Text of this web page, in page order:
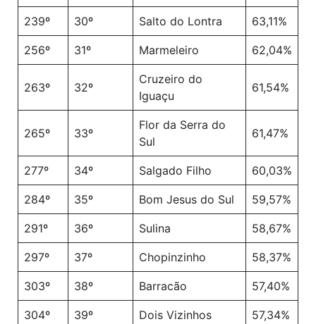
239º 30º Salto do Lontra 63,11%
256º 31º Marmeleiro 62,04%
263º 32º
Cruzeiro do
Iguaçu
61,54%
265º 33º
Flor da Serra do
Sul
61,47%
277º 34º Salgado Filho 60,03%
284º 35º Bom Jesus do Sul 59,57%
291º 36º Sulina 58,67%
297º 37º Chopinzinho 58,37%
303º 38º Barracão 57,40%
304º 39º Dois Vizinhos 57,34%